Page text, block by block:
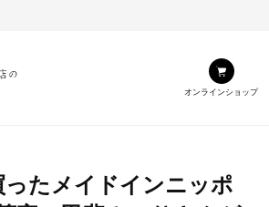
オンラインショップ
ったメイドインニッポ